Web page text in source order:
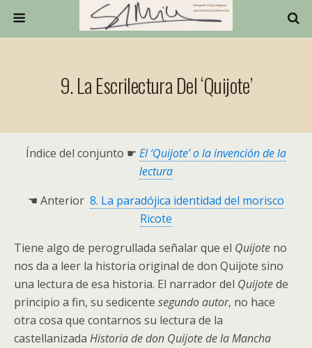
9. La Escrilectura Del ‘Quijote’
Índice del conjunto ☛ El ‘Quijote’ o la invención de la
lectura
☚ Anterior 8. La paradójica identidad del morisco
Ricote
Tiene algo de perogrullada señalar que el Quijote no
nos da a leer la historia original de don Quijote sino
una lectura de esa historia. El narrador del Quijotede
principio a fin, su sedicente segundo autor, no hace
otra cosa que contarnos su lectura de la
castellanizada Historia de don Quijote de la Mancha